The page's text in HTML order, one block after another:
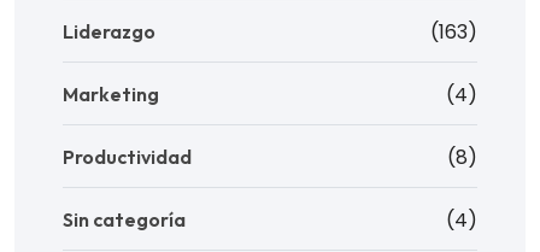
Liderazgo (163)
Marketing (4)
Productividad (8)
Sin categoría (4)